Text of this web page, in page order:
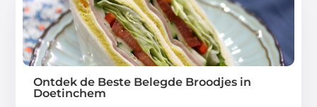
Ontdek de Beste Belegde Broodjes in
Doetinchem